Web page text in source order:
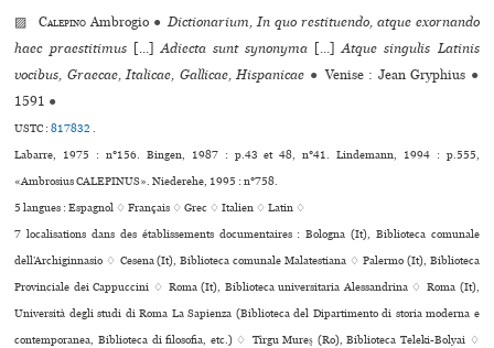
▨Calepino Ambrogio ● Dictionarium, In quo restituendo, atque exornando
haec praestitimus[...]Adiecta sunt synonyma [...]Atque singulis Latinis
vocibus, Graecae, Italicae, Gallicae, Hispanicae ● Venise : Jean Gryphius ●
1591 ●
USTC :817832.
Labarre, 1975 : n°156. Bingen, 1987 : p.43 et 48, n°41. Lindemann, 1994 : p.555,
«Ambrosius CALEPINUS». Niederehe, 1995 : n°758.
5 langues :Espagnol ♢Français ♢Grec ♢Italien ♢Latin ♢
7 localisations dans des établissements documentaires : Bologna (It), Biblioteca comu­nale
dell’Archiginnasio ♢ Cesena (It), Biblioteca comu­nale Malatestiana ♢ Palermo (It), Biblioteca
Provinciale dei Cappuccini ♢ Roma (It), Biblioteca uni­ver­si­ta­ria Alessandrina ♢ Roma (It),
Università degli studi di Roma La Sapienza (Biblioteca del Dipartimento di storia moderna e
contem­po­ra­nea, Biblioteca di filosofia, etc.) ♢ Tîrgu Mureş (Ro), Biblioteca Teleki-Bolyai ♢